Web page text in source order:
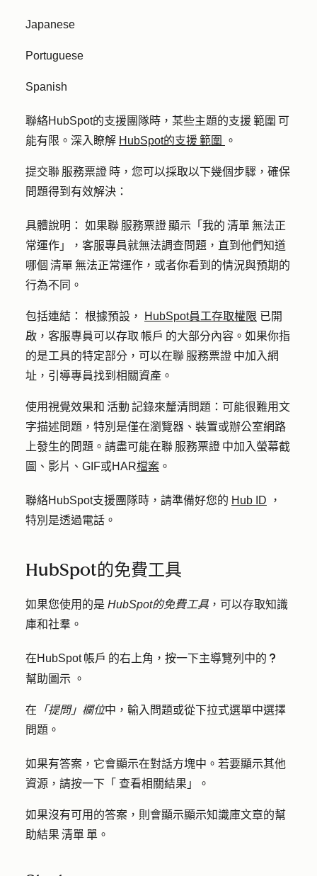
Japanese
Portuguese
Spanish
聯絡HubSpot的支援團隊時，某些主題的支援 範圍 可
能有限。深入瞭解 HubSpot的支援 範圍 。
提交聯 服務票證 時，您可以採取以下幾個步驟，確保
問題得到有效解決：
具體說明：
如果聯 服務票證 顯示「我的 清單 無法正
常運作」，客服專員就無法調查問題，直到他們知道
哪個 清單 無法正常運作，或者你看到的情況與預期的
行為不同。
包括連結： 根據預設， HubSpot員工存取權限 已開
啟，客服專員可以存取 帳戶 的大部分內容。如果你指
的是工具的特定部分，可以在聯 服務票證 中加入網
址，引導專員找到相關資產。
使用視覺效果和 活動 記錄來釐清問題： 可能很難用文
字描述問題，特別是僅在瀏覽器、裝置或辦公室網路
上發生的問題。請盡可能在聯 服務票證 中加入螢幕截
圖、影片、GIF或HAR檔案 。
聯絡HubSpot支援團隊時，請準備好您的 Hub ID ，
特別是透過電話。
HubSpot的免費工具
如果您使用的是 HubSpot的免費工具 ，可以存取知識
庫和社羣。
在HubSpot 帳戶 的右上角，按一下主導覽列中的 questioncircleIcon help
幫助圖示 。
在 「提問」欄位中，輸入 問題或從下拉式選單中選擇
問題 。
如果有答案，它會顯示在對話方塊中。若要顯示其他
資源，請按一下「 查看相關結果 」。
如果沒有可用的答案，則會顯示顯示知識庫文章的幫
助結果 清單 單。